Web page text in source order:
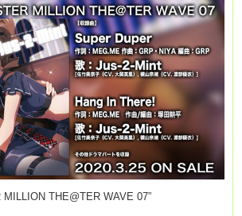
MILLION THE@TER WAVE 07”